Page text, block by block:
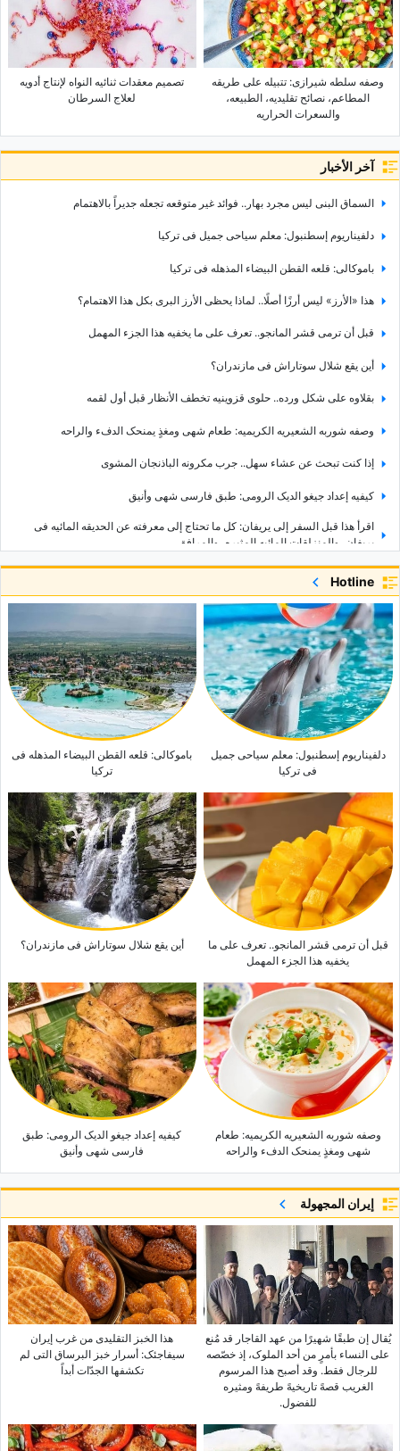
وصفه سلطه شیرازی: تتبیله على طریقه
المطاعم، نصائح تقلیدیه، الطبیعه،
والسعرات الحراریه
تصمیم معقدات ثنائیه النواه لإنتاج أدویه
لعلاج السرطان
آخر الأخبار
السماق البنی لیس مجرد بهار.. فوائد غیر متوقعه تجعله جدیراً بالاهتمام
دلفیناریوم إسطنبول: معلم سیاحی جمیل فی ترکیا
باموکالی: قلعه القطن البیضاء المذهله فی ترکیا
هذا «الأرز» لیس أرزًا أصلًا.. لماذا یحظى الأرز البری بکل هذا الاهتمام؟
قبل أن ترمی قشر المانجو.. تعرف على ما یخفیه هذا الجزء المهمل
أین یقع شلال سوتاراش فی مازندران؟
بقلاوه على شکل ورده.. حلوى قزوینیه تخطف الأنظار قبل أول لقمه
وصفه شوربه الشعیریه الکریمیه: طعام شهی ومغذٍ یمنحک الدفء والراحه
إذا کنت تبحث عن عشاء سهل.. جرب مکرونه الباذنجان المشوی
کیفیه إعداد جیغو الدیک الرومی: طبق فارسی شهی وأنیق
اقرأ هذا قبل السفر إلى یریفان: کل ما تحتاج إلى معرفته عن الحدیقه المائیه فی
یریفان، والمنزلقات المائیه المثیره، والمرافق
أین تقع کاتدرائیه القدیس غریغوریوس المُنیر؟ دلیل شامل إلى أکبر کاتدرائیه فی
أرمینیا
لماذا تُعدّ حدیقه باتومی النباتیه واحدهً من أجمل المعالم السیاحیه فی جورجیا؟ کل ما
تحتاج إلى معرفته قبل زیارتها
أین تقع حدیقه یریفان النباتیه؟ دلیل شامل إلى واحده من أجمل المعالم الطبیعیه فی
أرمینیا، بما فی ذلک الاتجاهات والمرافق وأفضل وقت للزیاره
تم الکشف عن أکثر امرأه جاذبیه فی العالم
Hotline
دلفیناریوم إسطنبول: معلم سیاحی جمیل
فی ترکیا
باموکالی: قلعه القطن البیضاء المذهله فی
ترکیا
قبل أن ترمی قشر المانجو.. تعرف على ما
یخفیه هذا الجزء المهمل
أین یقع شلال سوتاراش فی مازندران؟
وصفه شوربه الشعیریه الکریمیه: طعام
شهی ومغذٍ یمنحک الدفء والراحه
کیفیه إعداد جیغو الدیک الرومی: طبق
فارسی شهی وأنیق
إيران المجهولة
یُقال إن طبقًا شهیرًا من عهد القاجار قد مُنع
على النساء بأمرٍ من أحد الملوک، إذ خصّصه
للرجال فقط. وقد أصبح هذا المرسوم
الغریب قصهً تاریخیهً طریفهً ومثیره
للفضول.
هذا الخبز التقلیدی من غرب إیران
سیفاجئک: أسرار خبز البرساق التی لم
تکشفها الجدّات أبداً